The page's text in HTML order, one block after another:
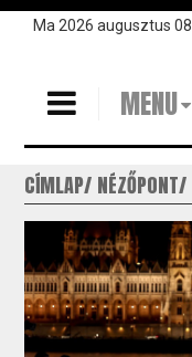
UgrásMa 2026 augusztus 08.
MENU
CÍMLAP NÉZŐPONT